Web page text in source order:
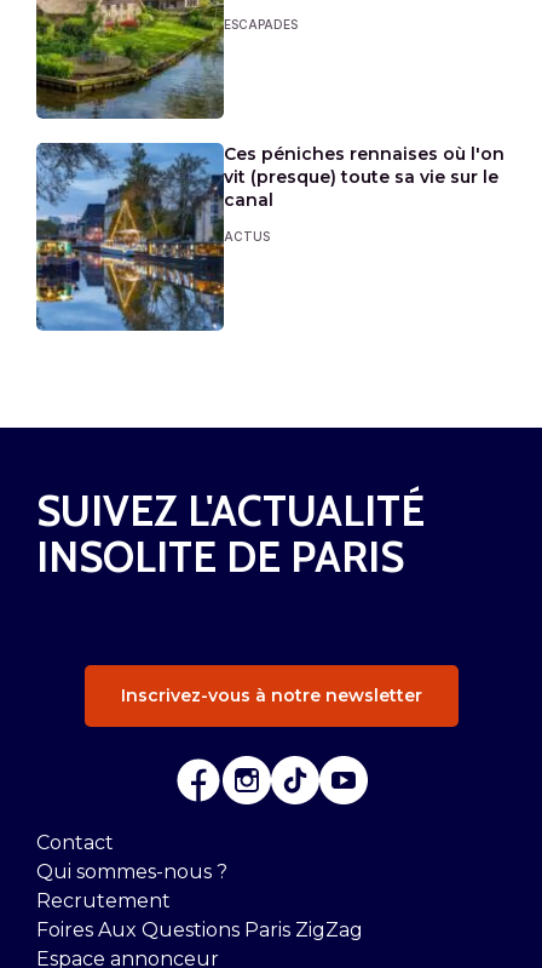
ESCAPADES
Ces péniches rennaises où l'on
vit (presque) toute sa vie sur le
canal
ACTUS
SUIVEZ L'ACTUALITÉ
INSOLITE DE PARIS
Inscrivez-vous à notre newsletter
Contact
Qui sommes-nous ?
Recrutement
Foires Aux Questions Paris ZigZag
Espace annonceur